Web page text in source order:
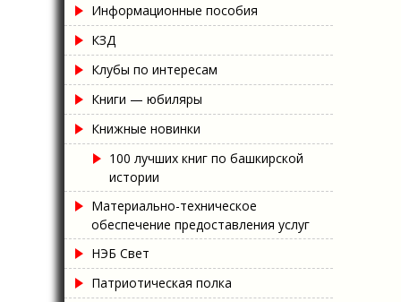
Информационные пособия
КЗД
Клубы по интересам
Книги — юбиляры
Книжные новинки
100 лучших книг по башкирской
истории
Материально-техническое
обеспечение предоставления услуг
НЭБ Свет
Патриотическая полка